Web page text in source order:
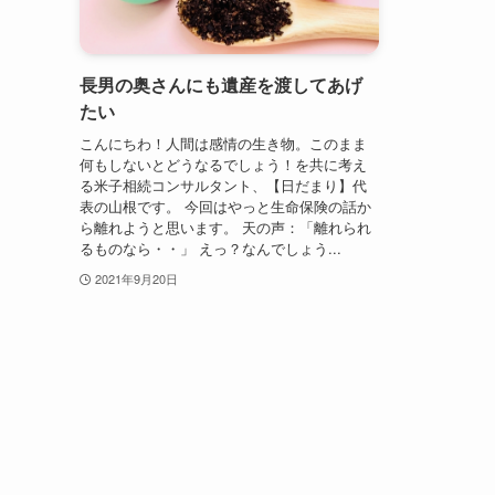
長男の奥さんにも遺産を渡してあげ
たい
こんにちわ！人間は感情の生き物。このまま
何もしないとどうなるでしょう！を共に考え
る米子相続コンサルタント、【日だまり】代
表の山根です。 今回はやっと生命保険の話か
ら離れようと思います。 天の声：「離れられ
るものなら・・」 えっ？なんでしょう...
2021年9月20日